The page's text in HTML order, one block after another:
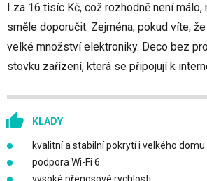
I za 16 tisíc Kč, což rozhodně není
směle doporučit. Zejména, pokud víte,
velké množství elektroniky. Deco bez
stovku zařízení, která se připojují k
KLADY
kvalitní a stabilní pokrytí i velkého domu
podpora Wi-Fi 6